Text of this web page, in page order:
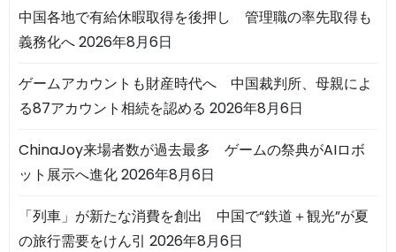
中国各地で有給休暇取得を後押し 管理職の率先取得も
義務化へ2026年8月6日
ゲームアカウントも財産時代へ 中国裁判所、母親によ
る87アカウント相続を認める 2026年8月6日
ChinaJoy来場者数が過去最多 ゲームの祭典がAIロボ
ット展示へ進化2026年8月6日
「列車」が新たな消費を創出 中国で“鉄道＋観光”が夏
の旅行需要をけん引 2026年8月6日